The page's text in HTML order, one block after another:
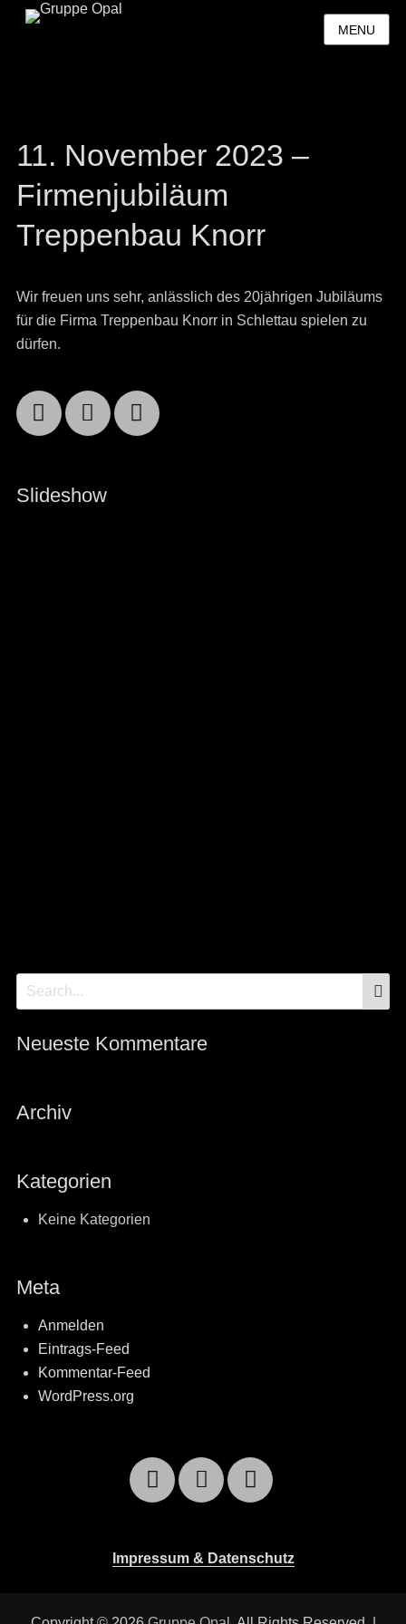
MENU
11. November 2023 –
Firmenjubiläum
Treppenbau Knorr
Wir freuen uns sehr, anlässlich des 20jährigen Jubiläums
für die Firma Treppenbau Knorr in Schlettau spielen zu
dürfen.
Facebook
Email YouTube
Slideshow
Search
for:
Neueste Kommentare
Archiv
Kategorien
Keine Kategorien
Meta
Anmelden
Eintrags-Feed
Kommentar-Feed
WordPress.org
Facebook
Email YouTube
Impressum & Datenschutz